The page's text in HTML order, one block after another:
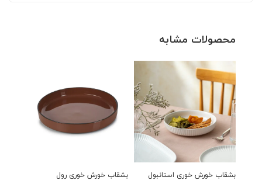
محصولات مشابه
بشقاب خورش خوری استانبول
بشقاب خورش خوری رول